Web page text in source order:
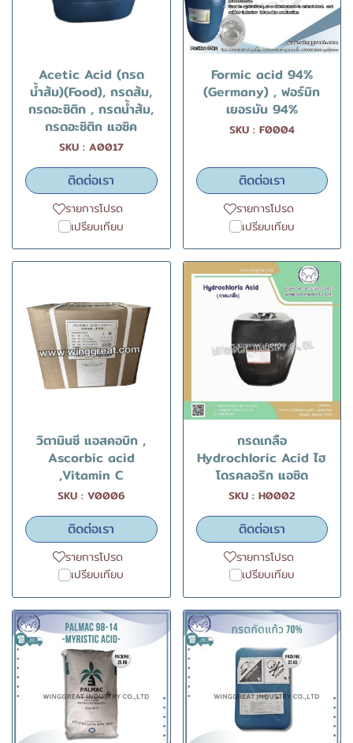
Acetic Acid (กรด
น้ำส้ม)(Food), กรดส้ม,
กรดอะซิติก , กรดน้ำส้ม,
กรดอะซิติก แอซิค
SKU : A0017
ติดต่อเรา
รายการโปรด
เปรียบเทียบ
Formic acid 94%
(Germany) , ฟอร์มิก
เยอรมัน 94%
SKU : F0004
ติดต่อเรา
รายการโปรด
เปรียบเทียบ
วิตามินซี แอสคอบิก ,
Ascorbic acid
,Vitamin C
SKU : V0006
ติดต่อเรา
รายการโปรด
เปรียบเทียบ
กรดเกลือ
Hydrochloric Acid ไฮ
โดรคลอริก แอซิด
SKU : H0002
ติดต่อเรา
รายการโปรด
เปรียบเทียบ